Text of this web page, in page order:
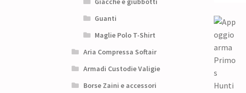
Guanti
Maglie Polo T-Shirt
Aria Compressa Softair
Armadi Custodie Valigie
Borse Zaini e accessori